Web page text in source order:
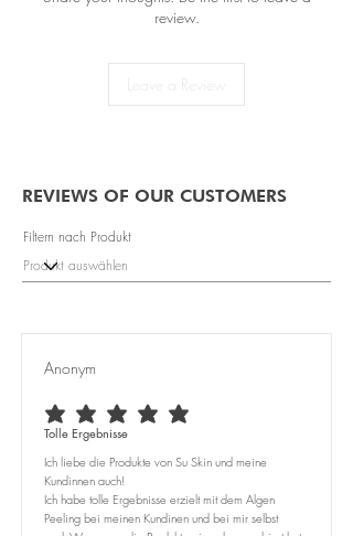
LED mirror: 3 brightness levels
review.
REVIEWS OF OUR CUSTOMERS
Filtern nach Produkt
Anonym
average rating is 5 out of 5
Tolle Ergebnisse
Ich liebe die Produkte von Su Skin und meine
Kundinnen auch!
Ich habe tolle Ergebnisse erzielt mit dem Algen
Peeling bei meinen Kundinen und bei mir selbst